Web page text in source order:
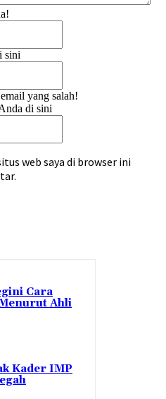
sini
yang salah!
di sini
web saya di browser ini
Cara
Ahli
Kader IMP